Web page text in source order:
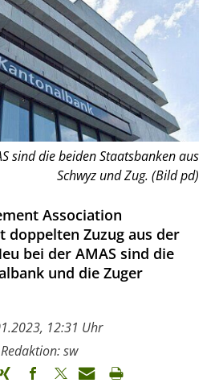
sind die beiden Staatsbanken aus
Schwyz und Zug. (Bild pd)
Association
doppelten Zuzug aus der
bei der AMAS sind die
und die Zuger
12:31 Uhr
Redaktion: sw